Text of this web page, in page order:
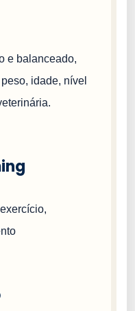
e balanceado,
idade, nível